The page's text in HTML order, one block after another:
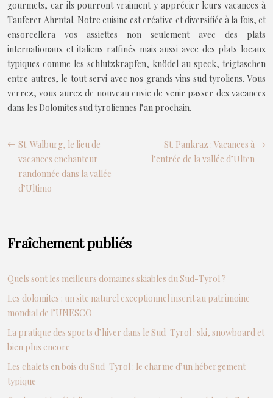
gourmets, car ils pourront vraiment y apprécier leurs vacances à
Tauferer Ahrntal. Notre cuisine est créative et diversifiée à la fois, et
ensorcellera vos assiettes non seulement avec des plats
internationaux et italiens raffinés mais aussi avec des plats locaux
typiques comme les schlutzkrapfen, knödel au speck, teigtaschen
entre autres, le tout servi avec nos grands vins sud tyroliens. Vous
verrez, vous aurez de nouveau envie de venir passer des vacances
dans les Dolomites sud tyroliennes l’an prochain.
St. Walburg, le lieu de
vacances enchanteur
randonnée dans la vallée
d’Ultimo
St. Pankraz : Vacances à
l’entrée de la vallée d’Ulten
Fraîchement publiés
Quels sont les meilleurs domaines skiables du Sud-Tyrol ?
Les dolomites : un site naturel exceptionnel inscrit au patrimoine
mondial de l’UNESCO
La pratique des sports d’hiver dans le Sud-Tyrol : ski, snowboard et
bien plus encore
Les chalets en bois du Sud-Tyrol : le charme d’un hébergement
typique